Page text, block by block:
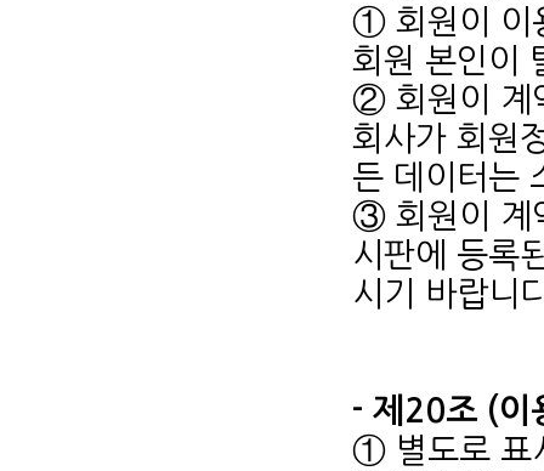
① 회원이 이
회원 본인이
② 회원이 계
회사가 회원
든 데이터는
③ 회원이 계
시판에 등록
시기 바랍니
- 제20조 (이
① 별도로 표